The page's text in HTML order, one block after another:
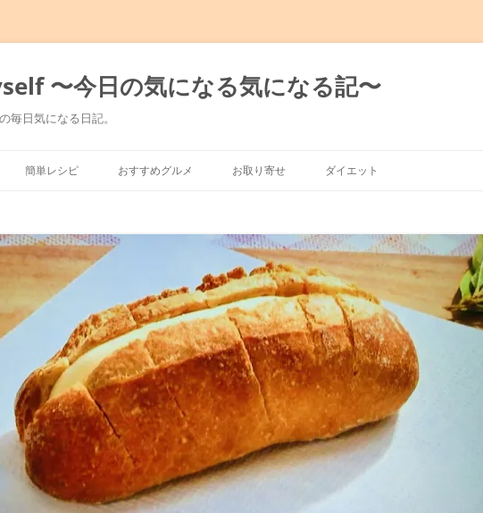
〜今日の気になる気になる記〜
毎日気になる日記。
トラン
ラン
簡単レシピ
水島流！弱火レシピ
平野レミレシピ
男子ごはん
おすすめグルメ
表参道～渋谷～恵比寿
六本木～麻布十番
お取り寄せ ダイエット